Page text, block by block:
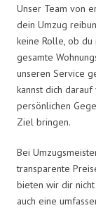
Unser Team von
dein Umzug
keine Rolle, ob
gesamte
unseren Service
kannst dich
persönlichen
Ziel bringen.
Bei
transparente
bieten wir dir
auch eine